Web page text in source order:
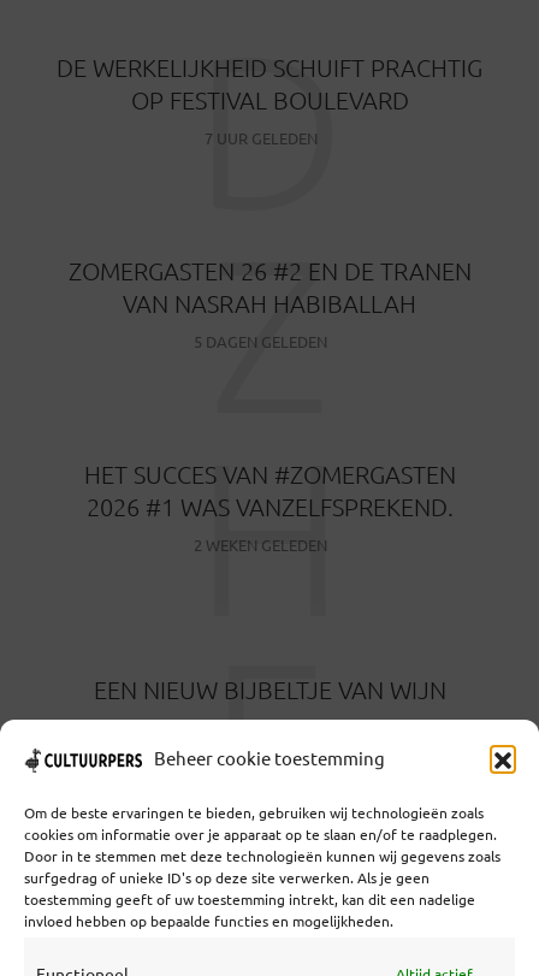
Beheer cookie toestemming
Om de beste ervaringen te bieden, gebruiken wij technologieën zoals
cookies om informatie over je apparaat op te slaan en/of te raadplegen.
Door in te stemmen met deze technologieën kunnen wij gegevens zoals
surfgedrag of unieke ID's op deze site verwerken. Als je geen
toestemming geeft of uw toestemming intrekt, kan dit een nadelige
invloed hebben op bepaalde functies en mogelijkheden.
DE WERKELIJKHEID SCHUIFT PRACHTIG
OP FESTIVAL BOULEVARD
7 UUR GELEDEN
D
ZOMERGASTEN 26 #2 EN DE TRANEN
VAN NASRAH HABIBALLAH
5 DAGEN GELEDEN
Z
HET SUCCES VAN #ZOMERGASTEN
2026 #1 WAS VANZELFSPREKEND.
2 WEKEN GELEDEN
H
EEN NIEUW BIJBELTJE VAN WIJN
E
Coöperatief Cultureel Persbureau U.A. | Salzburg 29 |
3524KS Utrecht | KvK: 55573592 |Btw: